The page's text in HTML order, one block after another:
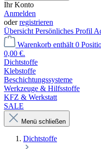
Ihr Konto
Anmelden
oderregistrieren
Übersicht Persönliches Profil
Warenkorb enthält 0
0,00 €.
Dichtstoffe
Klebstoffe
Beschichtungssysteme
Werkzeuge & Hilfsstoffe
KFZ & Werkstatt
SALE
Menü schließen
Dichtstoffe